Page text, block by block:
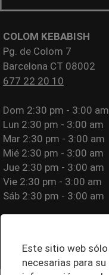
COLOM KEBABISH
Pg. de Colom 7
Barcelona CT 08002
677 22 20 10
Dom 2:30 pm - 3:00 am
Lun 2:30 pm - 3:00 am
Mar 2:30 pm - 3:00 am
Mié 2:30 pm - 3:00 am
Jue 2:30 pm - 3:00 am
Vie 2:30 pm - 3:00 am
Sáb 2:30 pm - 3:00 am
Este sitio web
necesarias para